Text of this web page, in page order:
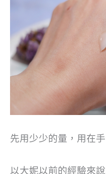
先用少少的量，用在
以大妮以前的經驗來